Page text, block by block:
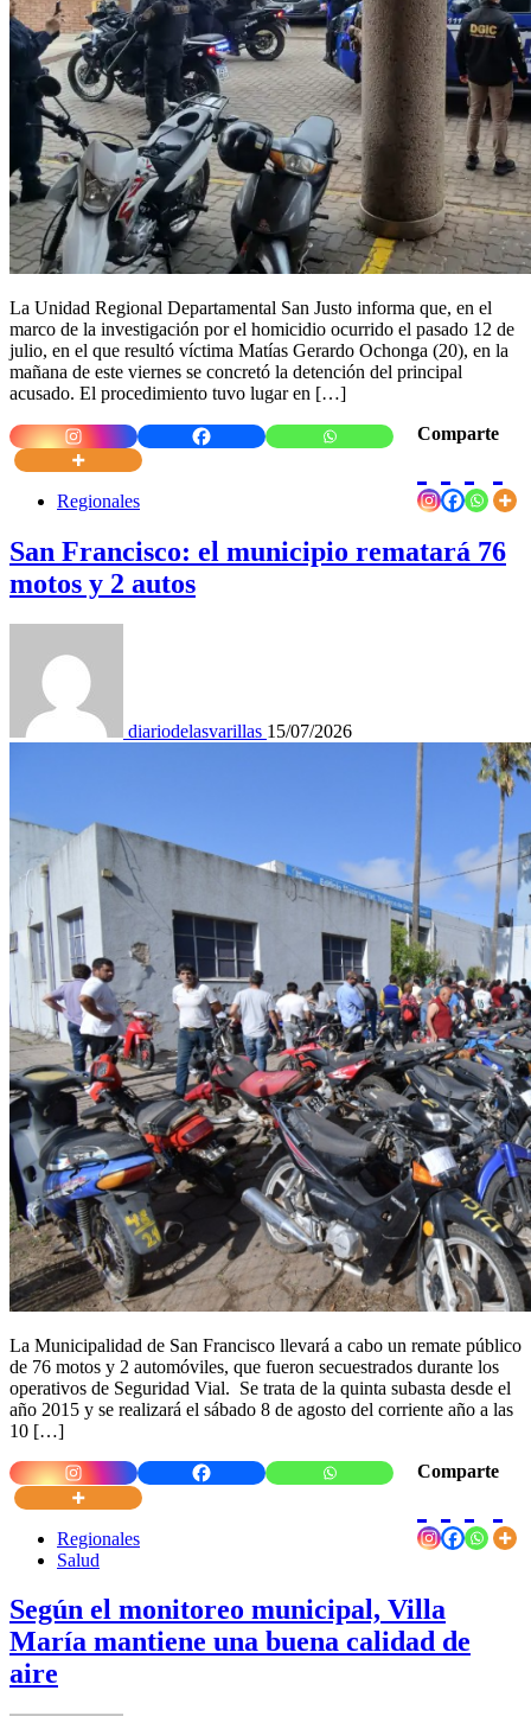
La Unidad Regional Departamental San Justo informa que, en el
marco de la investigación por el homicidio ocurrido el pasado 12 de
julio, en el que resultó víctima Matías Gerardo Ochonga (20), en la
mañana de este viernes se concretó la detención del principal
acusado. El procedimiento tuvo lugar en […]
Comparte
Regionales
San Francisco: el municipio rematará 76
motos y 2 autos
diariodelasvarillas 15/07/2026
La Municipalidad de San Francisco llevará a cabo un remate público
de 76 motos y 2 automóviles, que fueron secuestrados durante los
operativos de Seguridad Vial. Se trata de la quinta subasta desde el
año 2015 y se realizará el sábado 8 de agosto del corriente año a las
10 […]
Comparte
Regionales
Salud
Según el monitoreo municipal, Villa
María mantiene una buena calidad de
aire